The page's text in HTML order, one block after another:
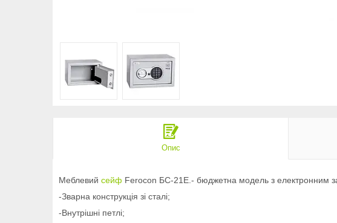
Опис
Меблевий сейф Ferocon БС-21Е.- бюджетна модель з електронним
-Зварна конструкція зі сталі;
-Внутрішні петлі;